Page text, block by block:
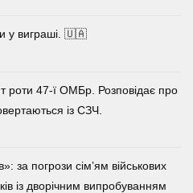
у виграші. 🇺🇦
роти 47-ї ОМБр. Розповідає про
із СЗЧ.
за погрози сім’ям військових
із дворічним випробуванням